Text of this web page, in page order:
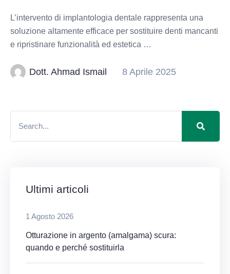
L’intervento di implantologia dentale rappresenta una
soluzione altamente efficace per sostituire denti mancanti
e ripristinare funzionalità ed estetica …
Dott. Ahmad Ismail 8 Aprile 2025
Ultimi articoli
1 Agosto 2026
Otturazione in argento (amalgama) scura:
quando e perché sostituirla